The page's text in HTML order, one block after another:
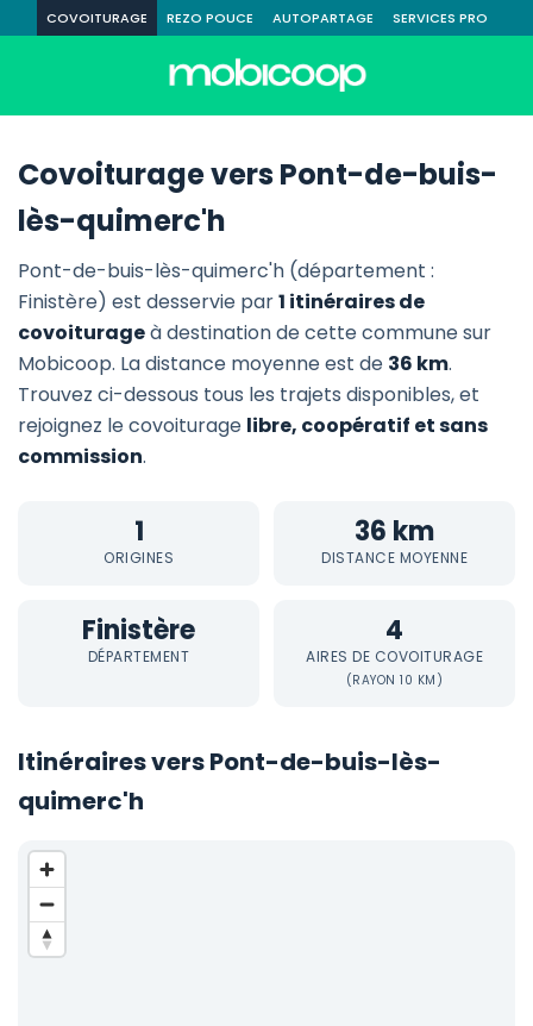
COVOITURAGE REZO POUCE AUTOPARTAGE SERVICES PRO
Covoiturage vers Pont-de-buis-
lès-quimerc'h
Pont-de-buis-lès-quimerc'h (département :
Finistère) est desservie par1 itinéraires de
covoiturageà destination de cette commune sur
Mobicoop. La distance moyenne est de 36 km.
Trouvez ci-dessous tous les trajets disponibles, et
rejoignez le covoiturage libre, coopératif et sans
commission.
1
ORIGINES
36 km
DISTANCE MOYENNE
Finistère
DÉPARTEMENT
4
AIRES DE COVOITURAGE
(RAYON 10 KM)
Itinéraires vers Pont-de-buis-lès-
quimerc'h